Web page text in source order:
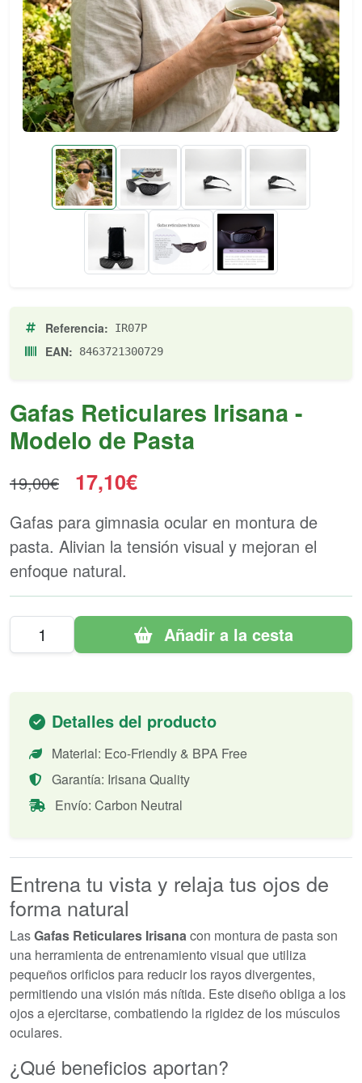
Referencia: IR07P
EAN: 8463721300729
Gafas Reticulares Irisana -
Modelo de Pasta
19,00€ 17,10€
Gafas para gimnasia ocular en montura de
pasta. Alivian la tensión visual y mejoran el
enfoque natural.
Añadir a la cesta
Detalles del producto
Material: Eco-Friendly & BPA Free
Garantía: Irisana Quality
Envío: Carbon Neutral
Entrena tu vista y relaja tus ojos de
forma natural
LasGafas Reticulares Irisanacon montura de pasta son
una herramienta de entrenamiento visual que utiliza
pequeños orificios para reducir los rayos divergentes,
permitiendo una visión más nítida. Este diseño obliga a los
ojos a ejercitarse, combatiendo la rigidez de los músculos
oculares.
¿Qué beneficios aportan?